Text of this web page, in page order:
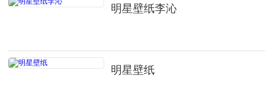
明星壁纸李沁
明星壁纸